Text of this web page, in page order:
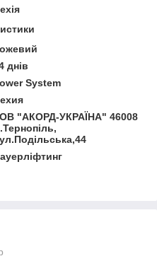
днів
System
"АКОРД-УКРАЇНА" 46008